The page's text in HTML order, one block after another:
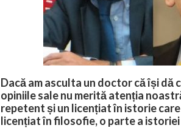
Dacă am asculta un doctor că își dă
opiniile sale nu merită atenția
repetent și un licențiat în istorie
licențiat în filosofie, o parte a